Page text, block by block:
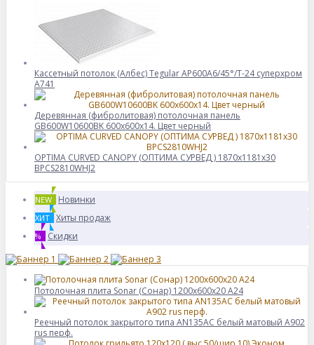
Кассетный потолок (Албес) Tegular AP600A6/45°/Т-24 суперхром
А741
Деревянная (фибролитовая) потолочная панель
GB600W10600BK 600х600х14. Цвет черный
OPTIMA CURVED CANOPY (ОПТИМА CУРВЕД ) 1870х1181х30
BPCS2810WHJ2
NEW Новинки
ХИТ Хиты продаж
% Скидки
Потолочная плита Sonar (Сонар) 1200x600x20 A24
Реечный потолок закрытого типа AN135AС белый матовый А902
rus перф.